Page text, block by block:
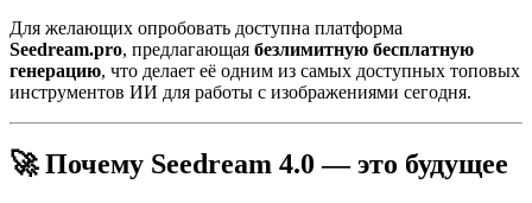
Для желающих опробовать доступна платформа
Seedream.pro, предлагающая безлимитную бесплатную
генерацию, что делает её одним из самых доступных топовых
инструментов ИИ для работы с изображениями сегодня.
🚀 Почему Seedream 4.0 — это будущее